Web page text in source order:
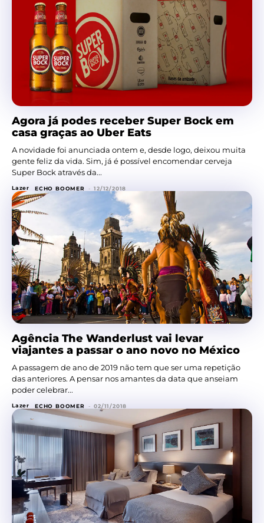
Agora já podes receber Super Bock em
casa graças ao Uber Eats
A novidade foi anunciada ontem e, desde logo, deixou muita
gente feliz da vida. Sim, já é possível encomendar cerveja
Super Bock através da...
Lazer ECHO BOOMER - 12/12/2018
Agência The Wanderlust vai levar
viajantes a passar o ano novo no México
A passagem de ano de 2019 não tem que ser uma repetição
das anteriores. A pensar nos amantes da data que anseiam
poder celebrar...
Lazer ECHO BOOMER - 02/11/2018